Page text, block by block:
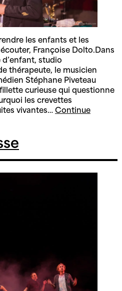
les enfants et les
Françoise Dolto.Dans
studio
thérapeute, le musicien
Stéphane Piveteau
curieuse qui questionne
les crevettes
vivantes… Continue